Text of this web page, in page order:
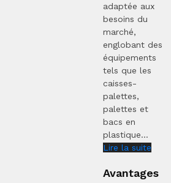
adaptée aux
besoins du
marché,
englobant des
équipements
tels que les
caisses-
palettes,
palettes et
bacs en
plastique...
Lire la suite
Avantages